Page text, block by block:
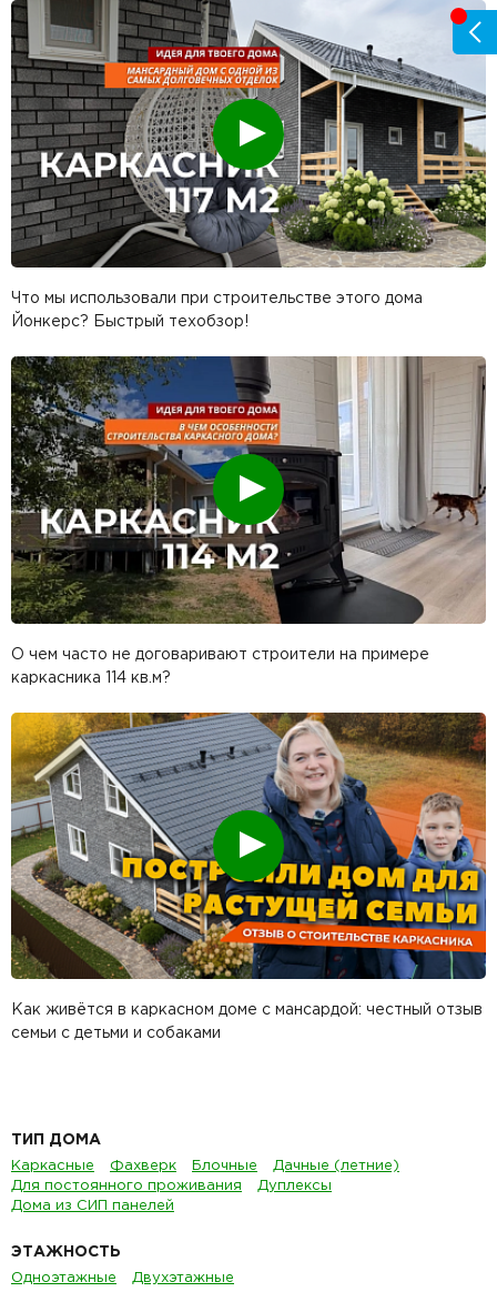
Смотреть
Что мы использовали при строительстве этого дома
Йонкерс? Быстрый техобзор!
Смотреть
О чем часто не договаривают строители на примере
каркасника 114 кв.м?
Смотреть
Как живётся в каркасном доме с мансардой: честный отзыв
семьи с детьми и собаками
ТИП ДОМА
Каркасные Фахверк Блочные
Дачные (летние)
Для постоянного проживания
Дуплексы
Дома из СИП панелей
ЭТАЖНОСТЬ
Одноэтажные Двухэтажные